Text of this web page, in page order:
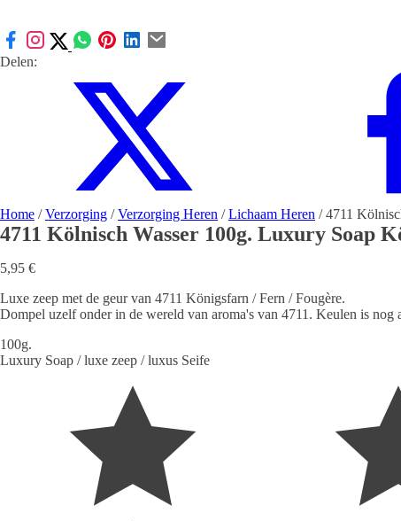
Delen:
Home /Verzorging /Verzorging Heren /Lichaam Heren / 4711
4711 Kölnisch Wasser 100g. Luxury Soap
5,95 €
Luxe zeep met de geur van 4711 Königsfarn / Fern / Fougère.
Dompel uzelf onder in de wereld van aroma's van 4711. Keulen is nog
100g.
Luxury Soap / luxe zeep / luxus Seife